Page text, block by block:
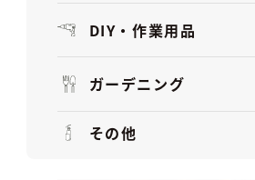
DIY・作業用品
ガーデニング
その他